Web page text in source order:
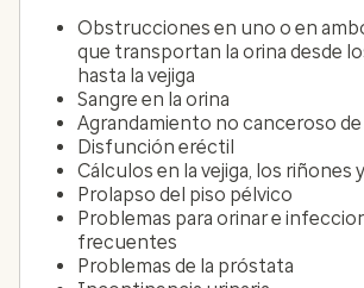
Obstrucciones en uno o en
que transportan la orina desde
hasta la vejiga
Sangre en la orina
Agrandamiento no canceroso
Disfunción eréctil
Cálculos en la vejiga, los riñones
Prolapso del piso pélvico
Problemas para orinar e
frecuentes
Problemas de la próstata